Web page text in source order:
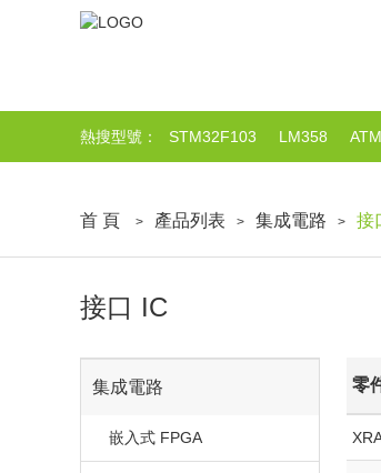
熱搜型號： STM32F103 LM358
首 頁 > 產品列表 > 集成電路 > 接
接口 IC
集成電路
嵌入式 FPGA
零